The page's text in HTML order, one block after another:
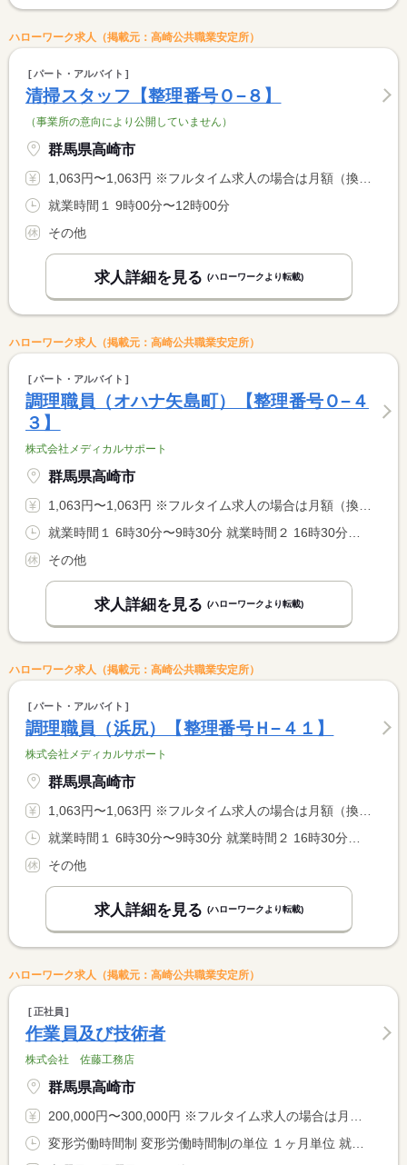
ハローワーク求人（掲載元：高崎公共職業安定所）
パート・アルバイト
清掃スタッフ【整理番号Ｏ−８】
（事業所の意向により公開していません）
群馬県高崎市
1,063円〜1,063円 ※フルタイム求人の場合は月額（換算額）、パート求人の場合は時間額を表示しています。
就業時間１ 9時00分〜12時00分
その他
求人詳細を見る (ハローワークより転載)
ハローワーク求人（掲載元：高崎公共職業安定所）
パート・アルバイト
調理職員（オハナ矢島町）【整理番号Ｏ−４
３】
株式会社メディカルサポート
群馬県高崎市
1,063円〜1,063円 ※フルタイム求人の場合は月額（換算額）、パート求人の場合は時間額を表示しています。
その他
求人詳細を見る (ハローワークより転載)
ハローワーク求人（掲載元：高崎公共職業安定所）
パート・アルバイト
調理職員（浜尻）【整理番号Ｈ−４１】
株式会社メディカルサポート
群馬県高崎市
1,063円〜1,063円 ※フルタイム求人の場合は月額（換算額）、パート求人の場合は時間額を表示しています。
その他
求人詳細を見る (ハローワークより転載)
ハローワーク求人（掲載元：高崎公共職業安定所）
正社員
作業員及び技術者
株式会社 佐藤工務店
群馬県高崎市
200,000円〜300,000円 ※フルタイム求人の場合は月額（換算額）、パート求人の場合は時間額を表示しています。